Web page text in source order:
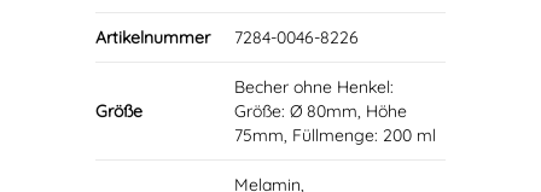
Artikelnummer 7284-0046-8226
Größe
Becher ohne Henkel:
Größe: Ø 80mm, Höhe
75mm, Füllmenge: 200 ml
Melamin,